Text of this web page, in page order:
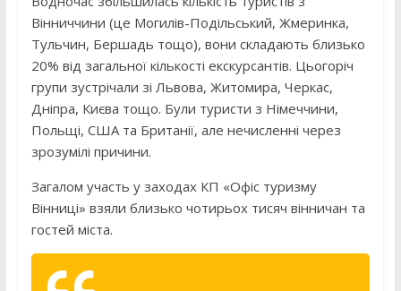
Вінниччини (це Могилів-Подільський, Жмеринка,
Тульчин, Бершадь тощо), вони складають близько
20% від загальної кількості екскурсантів. Цьогоріч
групи зустрічали зі Львова, Житомира, Черкас,
Дніпра, Києва тощо. Були туристи з Німеччини,
Польщі, США та Британії, але нечисленні через
зрозумілі причини.
Загалом участь у заходах КП «Офіс туризму
Вінниці» взяли близько чотирьох тисяч вінничан та
гостей міста.